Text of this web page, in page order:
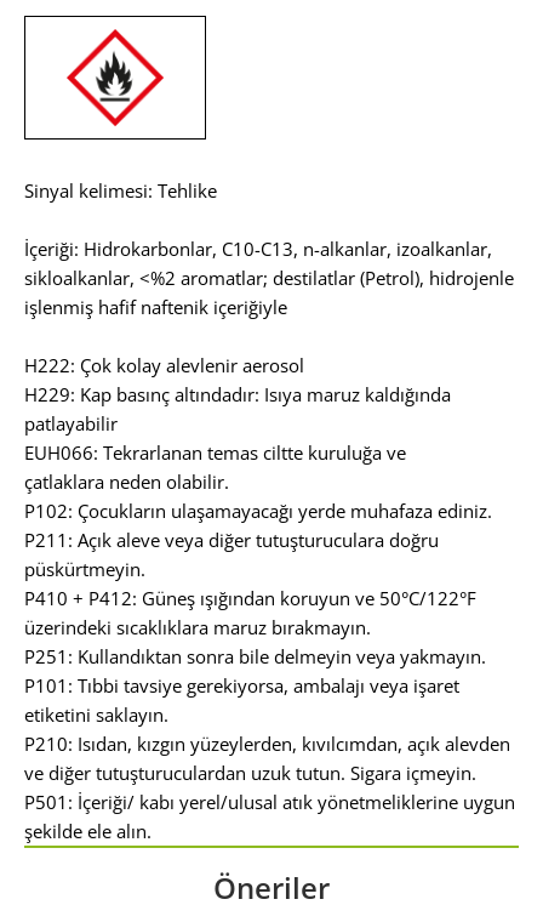
Sinyal kelimesi: Tehlike
İçeriği: Hidrokarbonlar, C10-C13, n-alkanlar, izoalkanlar,
sikloalkanlar, <%2 aromatlar; destilatlar (Petrol), hidrojenle
işlenmiş hafif naftenik içeriğiyle
H222: Çok kolay alevlenir aerosol
H229: Kap basınç altındadır: Isıya maruz kaldığında
patlayabilir
EUH066: Tekrarlanan temas ciltte kuruluğa ve
çatlaklara neden olabilir.
P102: Çocukların ulaşamayacağı yerde muhafaza ediniz.
P211: Açık aleve veya diğer tutuşturuculara doğru
püskürtmeyin.
P410 + P412: Güneş ışığından koruyun ve 50°C/122°F
üzerindeki sıcaklıklara maruz bırakmayın.
P251: Kullandıktan sonra bile delmeyin veya yakmayın.
P101: Tıbbi tavsiye gerekiyorsa, ambalajı veya işaret
etiketini saklayın.
P210: Isıdan, kızgın yüzeylerden, kıvılcımdan, açık alevden
ve diğer tutuşturuculardan uzuk tutun. Sigara içmeyin.
P501: İçeriği/ kabı yerel/ulusal atık yönetmeliklerine uygun
şekilde ele alın.
Öneriler